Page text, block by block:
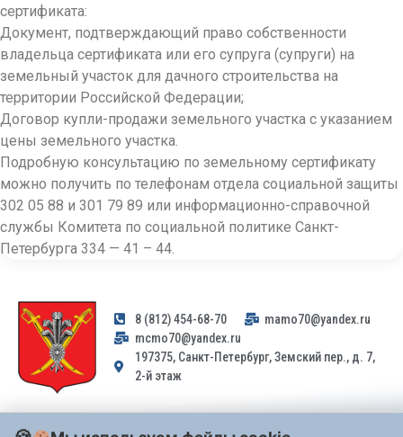
сертификата:
Документ, подтверждающий право собственности
владельца сертификата или его супруга (супруги) на
земельный участок для дачного строительства на
территории Российской Федерации;
Договор купли-продажи земельного участка с указанием
цены земельного участка.
Подробную консультацию по земельному сертификату
можно получить по телефонам отдела социальной защиты
302 05 88 и 301 79 89 или информационно-справочной
службы Комитета по социальной политике Санкт-
Петербурга 334 — 41 – 44.
8 (812) 454-68-70
mamo70@yandex.ru
mcmo70@yandex.ru
197375, Санкт-Петербург, Земский пер., д. 7,
2-й этаж